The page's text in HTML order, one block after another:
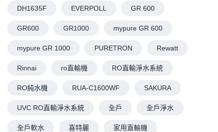
DH1635F EVERPOLL GR 600
GR600 GR1000 mypure GR 600
mypure GR 1000 PURETRON Rewatt
Rinnai ro直輸機 RO直輸淨水系統
RO純水機 RUA-C1600WF SAKURA
UVC RO直輸淨水系統 全戶 全戶淨水
全戶軟水 喜特麗 家用直輸機